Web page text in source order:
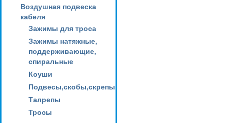
Воздушная подвеска
кабеля
Зажимы для троса
Зажимы натяжные,
поддерживающие,
спиральные
Коуши
Подвесы,скобы,скрепы
Талрепы
Тросы